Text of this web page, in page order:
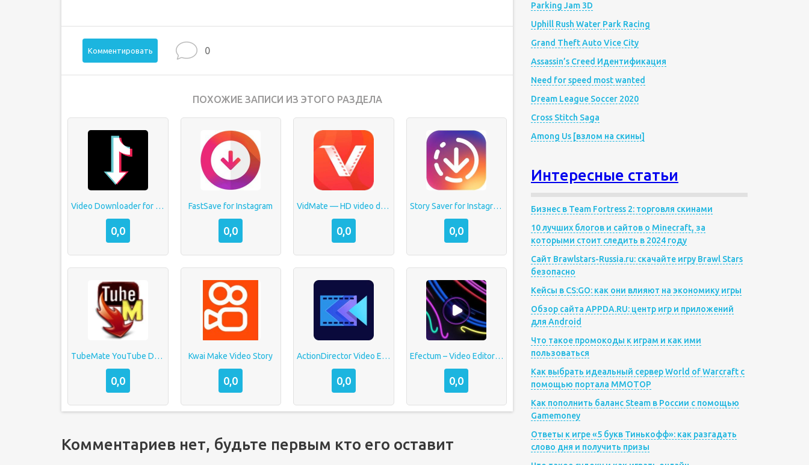
Комментировать 0
ПОХОЖИЕ ЗАПИСИ ИЗ ЭТОГО РАЗДЕЛА
Video Downloader for TikTok
0,0
FastSave for Instagram
0,0
VidMate — HD video downloader
0,0
Story Saver for Instagram
0,0
TubeMate YouTube Downloader
0,0
Kwai Make Video Story
0,0
ActionDirector Video Editor
0,0
Efectum – Video Editor and Maker with Slow Motion
0,0
Комментариев нет, будьте первым кто его оставит
Parking Jam 3D
Uphill Rush Water Park Racing
Grand Theft Auto Vice City
Assassin’s Creed Идентификация
Need for speed most wanted
Dream League Soccer 2020
Cross Stitch Saga
Among Us [взлом на скины]
Интересные статьи
Бизнес в Team Fortress 2: торговля скинами
10 лучших блогов и сайтов о Minecraft, за
которыми стоит следить в 2024 году
Сайт Brawlstars-Russia.ru: скачайте игру Brawl Stars
безопасно
Кейсы в CS:GO: как они влияют на экономику игры
Обзор сайта APPDA.RU: центр игр и приложений
для Android
Что такое промокоды к играм и как ими
пользоваться
Как выбрать идеальный сервер World of Warcraft с
помощью портала MMOTOP
Как пополнить баланс Steam в России с помощью
Gamemoney
Ответы к игре «5 букв Тинькофф»: как разгадать
слово дня и получить призы